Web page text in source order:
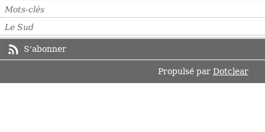
Mots-clés
Le Sud
S'abonner
Propulsé par Dotclear